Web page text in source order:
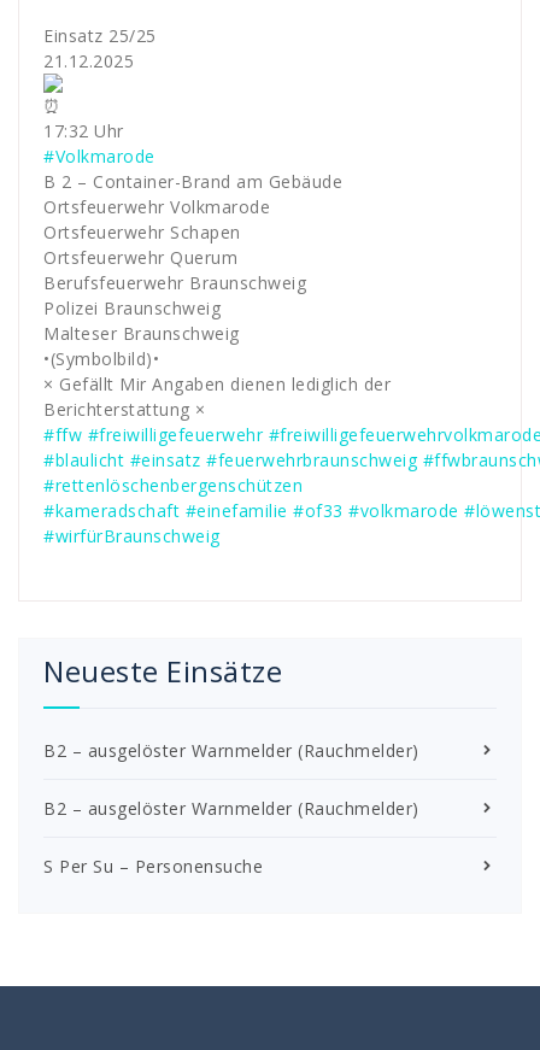
Einsatz 25/25
21.12.2025
17:32 Uhr
#Volkmarode
B 2 – Container-Brand am Gebäude
Ortsfeuerwehr Volkmarode
Ortsfeuerwehr Schapen
Ortsfeuerwehr Querum
Berufsfeuerwehr Braunschweig
Polizei Braunschweig
Malteser Braunschweig
•(Symbolbild)•
× Gefällt Mir Angaben dienen lediglich der
Berichterstattung ×
#ffw #freiwilligefeuerwehr
#blaulicht #einsatz #feuerwehrbraunschweig
#rettenlöschenbergenschützen
#kameradschaft #einefamilie #of33 #volkmarode
#wirfürBraunschweig
Neueste Einsätze
B2 – ausgelöster Warnmelder (Rauchmelder)
B2 – ausgelöster Warnmelder (Rauchmelder)
S Per Su – Personensuche